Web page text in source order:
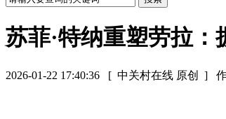
苏菲·特纳重塑劳拉
2026-01-22 17:40:36 [ 中关村在线 原创 ]